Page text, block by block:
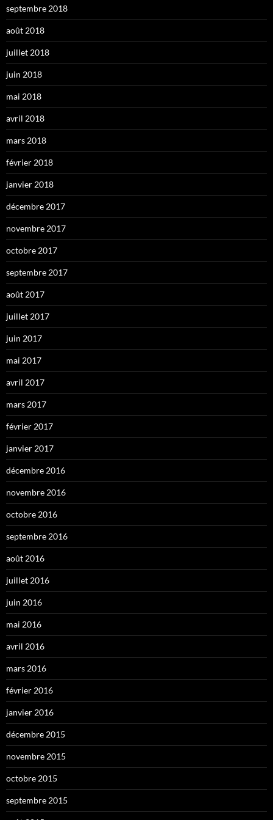
septembre 2018
août 2018
juillet 2018
juin 2018
mai 2018
avril 2018
mars 2018
février 2018
janvier 2018
décembre 2017
novembre 2017
octobre 2017
septembre 2017
août 2017
juillet 2017
juin 2017
mai 2017
avril 2017
mars 2017
février 2017
janvier 2017
décembre 2016
novembre 2016
octobre 2016
septembre 2016
août 2016
juillet 2016
juin 2016
mai 2016
avril 2016
mars 2016
février 2016
janvier 2016
décembre 2015
novembre 2015
octobre 2015
septembre 2015